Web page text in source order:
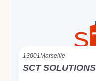
13001Marseille
SCT